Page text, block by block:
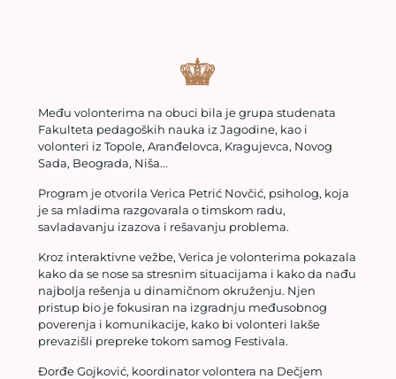
Među volonterima na obuci bila je grupa studenata
Fakulteta pedagoških nauka iz Jagodine, kao i
volonteri iz Topole, Aranđelovca, Kragujevca, Novog
Sada, Beograda, Niša...
Program je otvorila Verica Petrić Novčić, psiholog, koja
je sa mladima razgovarala o timskom radu,
savladavanju izazova i rešavanju problema.
Kroz interaktivne vežbe, Verica je volonterima pokazala
kako da se nose sa stresnim situacijama i kako da nađu
najbolja rešenja u dinamičnom okruženju. Njen
pristup bio je fokusiran na izgradnju međusobnog
poverenja i komunikacije, kako bi volonteri lakše
prevazišli prepreke tokom samog Festivala.
Đorđe Gojković, koordinator volontera na Dečjem